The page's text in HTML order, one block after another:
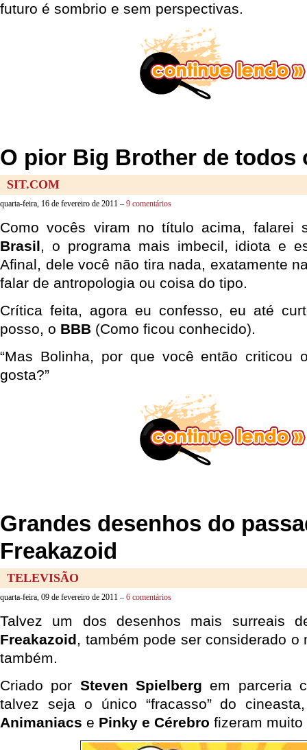
futuro é sombrio e sem perspectivas.
O pior Big Brother de todos
SIT.COM
quarta-feira, 16 de fevereiro de 2011 – 9 comentários
Como vocês viram no título acima, falarei
Brasil, o programa mais imbecil, idiota e
Afinal, dele você não tira nada, exatamente
falar de antropologia ou coisa do tipo.
Crítica feita, agora eu confesso, eu até
posso, o BBB (Como ficou conhecido).
“Mas Bolinha, por que você então criticou
gosta?”
Grandes desenhos do
Freakazoid
TELEVISÃO
quarta-feira, 09 de fevereiro de 2011 – 6 comentários
Talvez um dos desenhos mais surreais
Freakazoid, também pode ser considerado o
também.
Criado por Steven Spielberg em parceria
talvez seja o único “fracasso” do
Animaniacs e Pinky e Cérebro fizeram